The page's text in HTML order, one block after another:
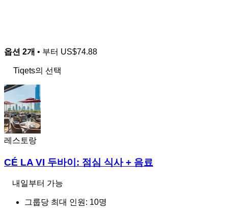
옵션 2개 • 부터 US$74.88
Tiqets의 선택
레스토랑
CÉ LA VI 두바이: 점심 식사 + 음료
내일부터 가능
그룹당 최대 인원: 10명